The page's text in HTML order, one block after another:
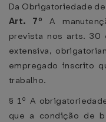
Da Obrigatoriedade
Art. 7ºA
prevista nos arts. 30
extensiva,
empregado inscrito
trabalho.
§ 1º A
que a condição de